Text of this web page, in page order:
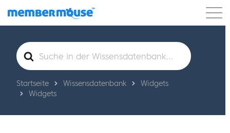
Eigenschaften Kunden Preisgestaltung
Los geht's
Suche
nach
Startseite Wissensdatenbank
Widgets
Widgets